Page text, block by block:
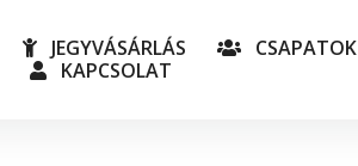
JEGYVÁSÁRLÁS CSAPATOK
KAPCSOLAT